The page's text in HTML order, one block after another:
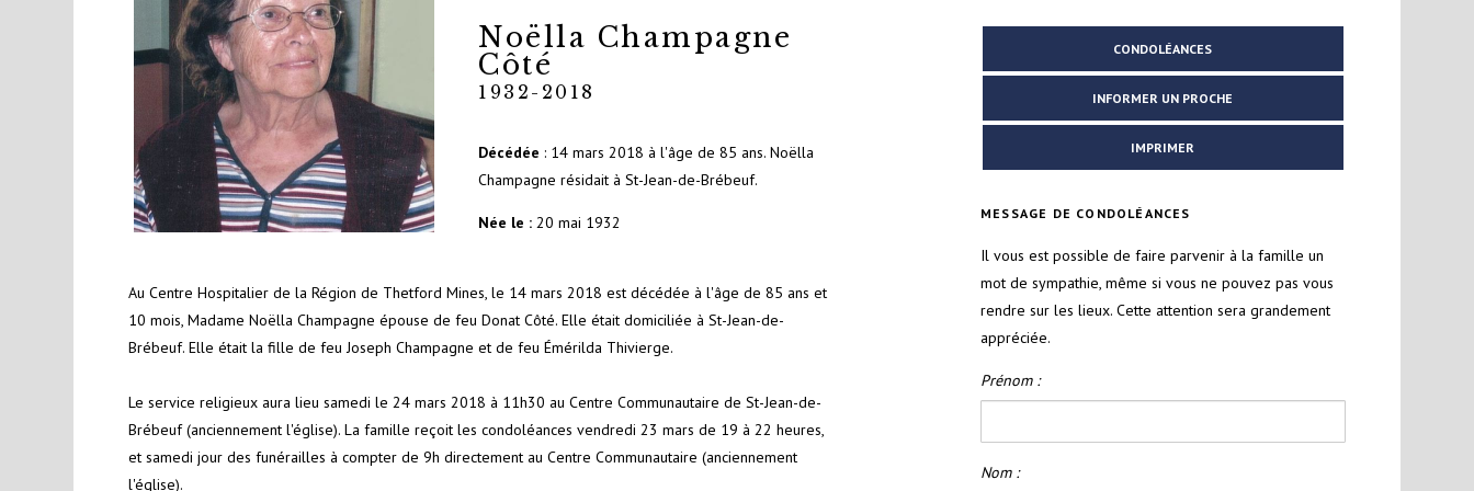
Noëlla Champagne
Côté
1932-2018
Décédée : 14 mars 2018 à l'âge de 85 ans. Noëlla
Champagne résidait à St-Jean-de-Brébeuf.
Née le : 20 mai 1932
Au Centre Hospitalier de la Région de Thetford Mines, le 14 mars 2018 est décédée à l'âge de 85 ans et
10 mois, Madame Noëlla Champagne épouse de feu Donat Côté. Elle était domiciliée à St-Jean-de-
Brébeuf. Elle était la fille de feu Joseph Champagne et de feu Émérilda Thivierge.
Le service religieux aura lieu samedi le 24 mars 2018 à 11h30 au Centre Communautaire de St-Jean-de-
Brébeuf (anciennement l'église). La famille reçoit les condoléances vendredi 23 mars de 19 à 22 heures,
et samedi jour des funérailles à compter de 9h directement au Centre Communautaire (anciennement
l'église).
CONDOLÉANCES
INFORMER UN PROCHE
IMPRIMER
MESSAGE DE CONDOLÉANCES
Il vous est possible de faire parvenir à la famille un
mot de sympathie, même si vous ne pouvez pas vous
rendre sur les lieux. Cette attention sera grandement
appréciée.
Prénom :
Nom :